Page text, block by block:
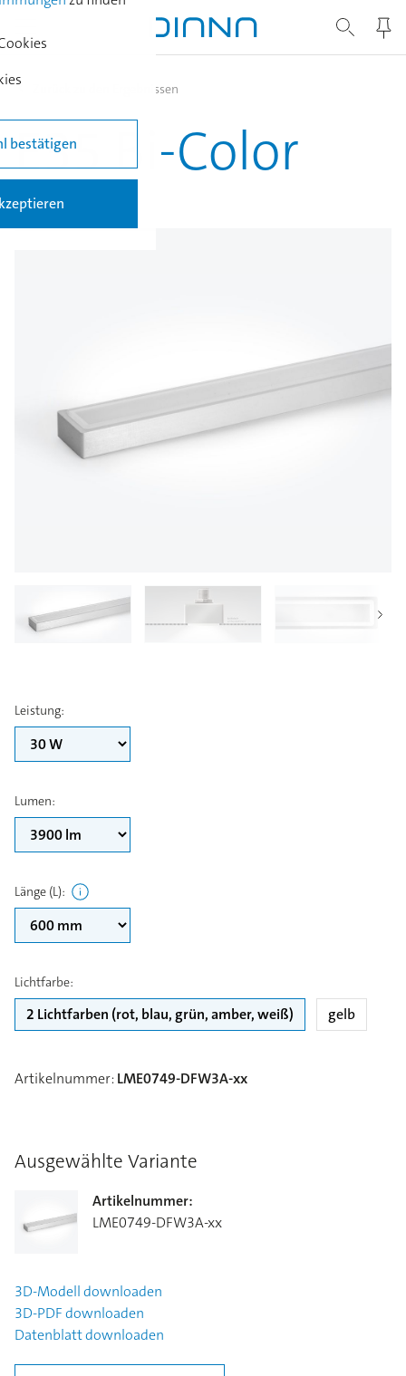
Zurück zu den Ergebnissen
E35 Bi-Color
Leistung:
Lumen:
Länge (L):
Lichtfarbe:
2 Lichtfarben (rot, blau, grün, amber, weiß) gelb
Artikelnummer:LME0749-DFW3A-xx
Ausgewählte Variante
Artikelnummer:
LME0749-DFW3A-xx
3D-Modelldownloaden
3D-PDFdownloaden
Datenblattdownloaden
bestätigen